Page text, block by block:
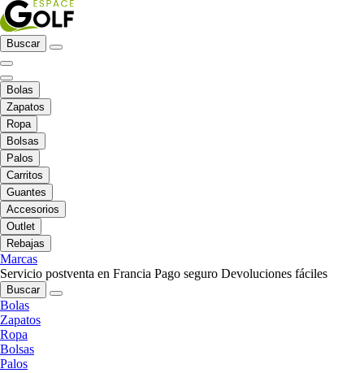
Buscar
Bolas
Zapatos
Ropa
Bolsas
Palos
Carritos
Guantes
Accesorios
Outlet
Rebajas
Marcas
Servicio postventa en Francia Pago seguro Devoluciones fáciles
Buscar
Bolas
Zapatos
Ropa
Bolsas
Palos